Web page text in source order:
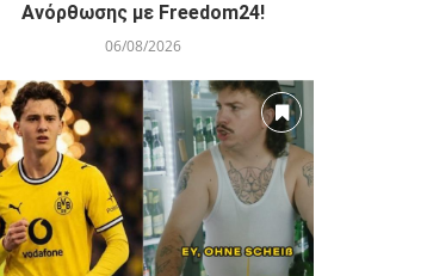
Ανόρθωσης με Freedom24!
06/08/2026